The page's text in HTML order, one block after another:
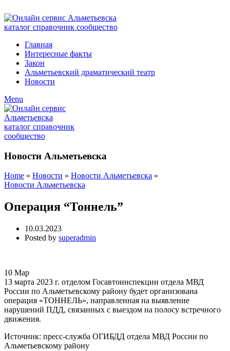
Главная
Интересные факты
Закон
Альметьевский драматический театр
Новости
Menu
Новости Альметьевска
Home » Новости » Новости Альметьевска »
Новости Альметьевска
Операция “Тоннель”
10.03.2023
Posted by superadmin
10 Мар
13 марта 2023 г. отделом Госавтоинспекции отдела МВД
России по Альметьевскому району будет организована
операция «ТОННЕЛЬ», направленная на выявление
нарушений ПДД, связанных с выездом на полосу встречного
движения.
Источник: пресс-служба ОГИБДД отдела МВД России по
Альметьевскому району